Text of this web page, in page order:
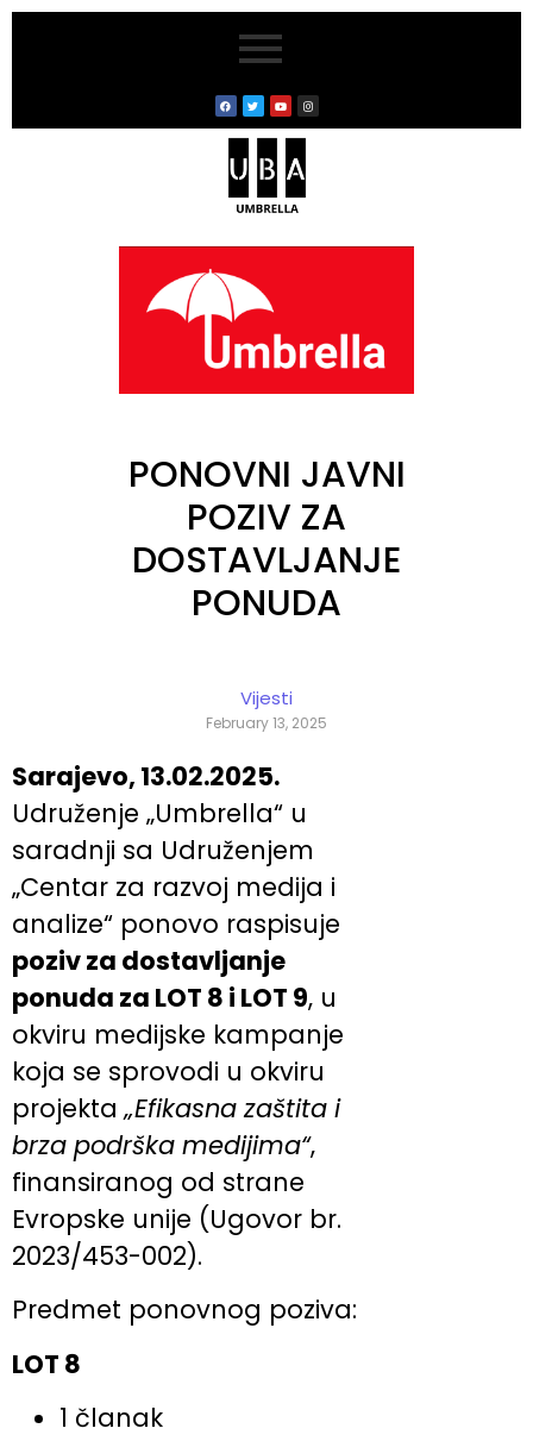
PONOVNI JAVNI
POZIV ZA
DOSTAVLJANJE
PONUDA
Vijesti
February 13, 2025
Sarajevo, 13.02.2025.
Udruženje „Umbrella“ u
saradnji sa Udruženjem
„Centar za razvoj medija i
analize“ ponovo raspisuje
poziv za dostavljanje
ponuda za LOT 8 i LOT 9, u
okviru medijske kampanje
koja se sprovodi u okviru
projekta„Efikasna zaštita i
brza podrška medijima“,
finansiranog od strane
Evropske unije (Ugovor br.
2023/453-002).
Predmet ponovnog poziva:
LOT 8
1 članak